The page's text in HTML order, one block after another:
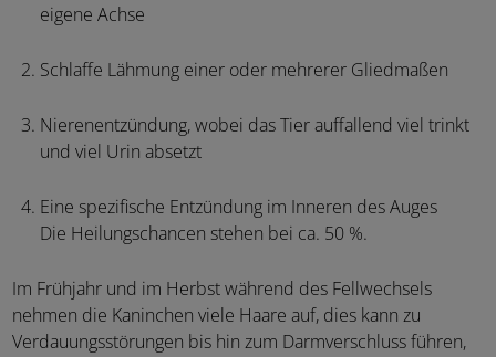
eigene Achse
Schlaffe Lähmung einer oder mehrerer Gliedmaßen
Nierenentzündung, wobei das Tier auffallend viel trinkt
und viel Urin absetzt
Eine spezifische Entzündung im Inneren des Auges
Die Heilungschancen stehen bei ca. 50 %.
Im Frühjahr und im Herbst während des Fellwechsels
nehmen die Kaninchen viele Haare auf, dies kann zu
Verdauungsstörungen bis hin zum Darmverschluss führen,